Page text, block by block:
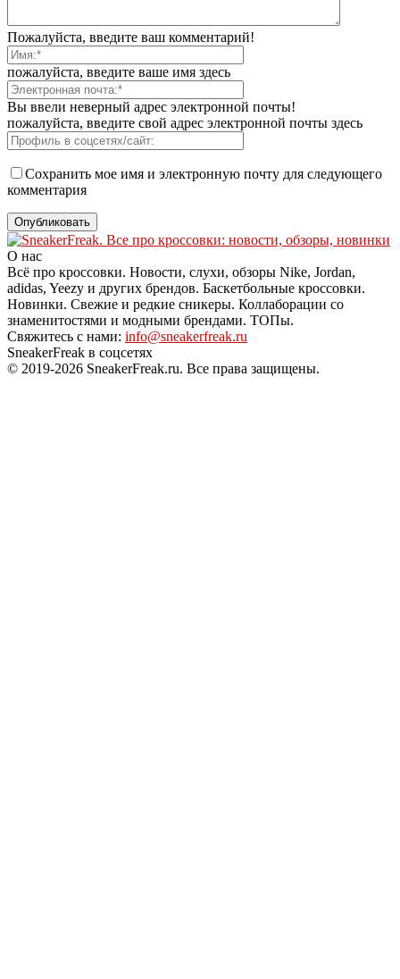
Пожалуйста, введите ваш комментарий!
пожалуйста, введите ваше имя здесь
Вы ввели неверный адрес электронной почты!
пожалуйста, введите свой адрес электронной почты здесь
Сохранить мое имя и электронную почту для следующего
комментария
О нас
Всё про кроссовки. Новости, слухи, обзоры Nike, Jordan,
adidas, Yeezy и других брендов. Баскетбольные кроссовки.
Новинки. Свежие и редкие сникеры. Коллаборации со
знаменитостями и модными брендами. ТОПы.
Свяжитесь с нами: info@sneakerfreak.ru
SneakerFreak в соцсетях
© 2019-2026 SneakerFreak.ru. Все права защищены.